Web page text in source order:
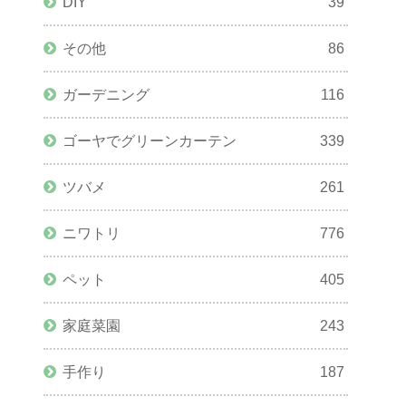
その他 86
ガーデニング 116
ゴーヤでグリーンカーテン 339
ツバメ 261
ニワトリ 776
ペット 405
家庭菜園 243
手作り 187